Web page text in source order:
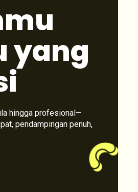
yang
hingga profesional—
pendampingan penuh,